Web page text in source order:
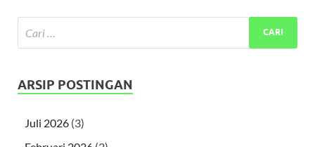
ARSIP POSTINGAN
Juli 2026 (3)